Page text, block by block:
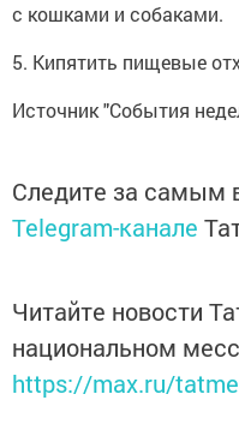
с кошками и собаками.
5. Кипятить пищевые
Источник "События
Следите за самым
Telegram-канале
Читайте новости
национальном
https://max.ru/